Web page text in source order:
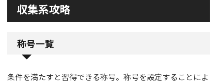
収集系攻略
称号一覧
条件を満たすと習得できる称号。称号を設定することによ